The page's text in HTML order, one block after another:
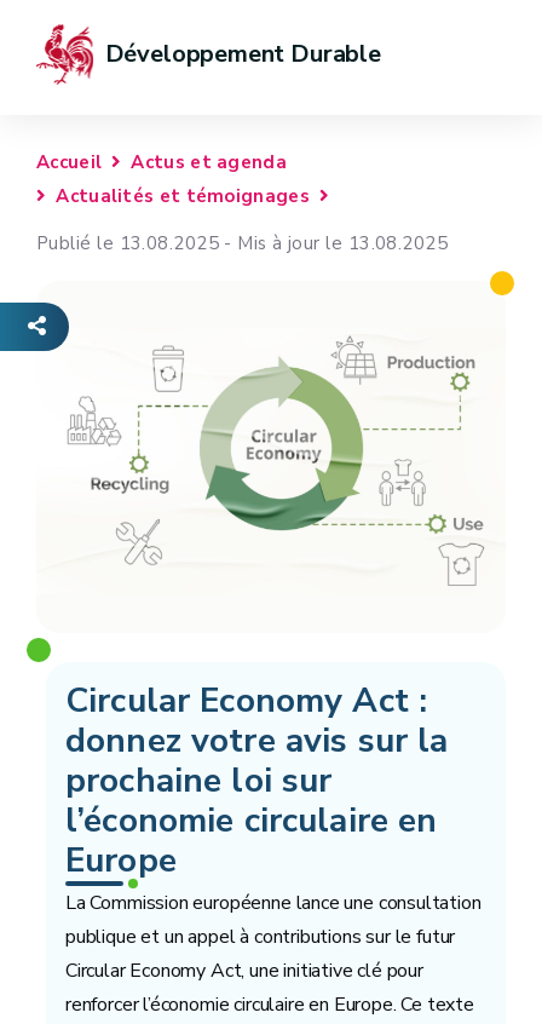
Développement Durable
Accueil
Actus et agenda
Actualités et témoignages
Publié le 13.08.2025 - Mis à jour le 13.08.2025
Circular Economy Act :
donnez votre avis sur la
prochaine loi sur
l’économie circulaire en
Europe
La Commission européenne lance une consultation
publique et un appel à contributions sur le futur
Circular Economy Act, une initiative clé pour
renforcer l’économie circulaire en Europe. Ce texte